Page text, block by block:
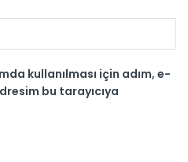
kullanılması için adım, e-
bu tarayıcıya